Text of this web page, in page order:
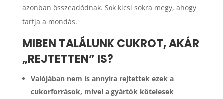
azonban összeadódnak. Sok kicsi sokra megy, ahogy
tartja a mondás.
MIBEN TALÁLUNK CUKROT, AKÁR
„REJTETTEN” IS?
Valójában nem is annyira rejtettek ezek a
cukorforrások, mivel a gyártók kötelesek